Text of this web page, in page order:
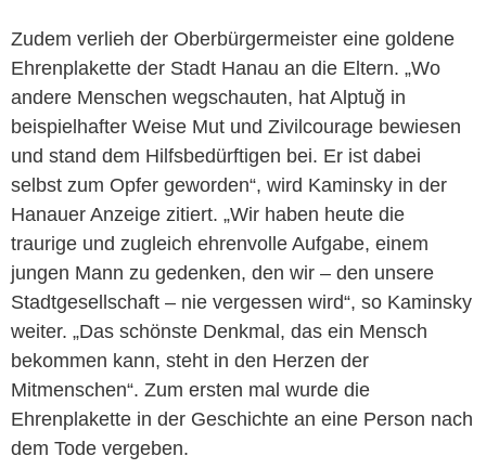
Zudem verlieh der Oberbürgermeister eine goldene
Ehrenplakette der Stadt Hanau an die Eltern. „Wo
andere Menschen wegschauten, hat Alptuğ in
beispielhafter Weise Mut und Zivilcourage bewiesen
und stand dem Hilfsbedürftigen bei. Er ist dabei
selbst zum Opfer geworden“, wird Kaminsky in der
Hanauer Anzeige zitiert. „Wir haben heute die
traurige und zugleich ehrenvolle Aufgabe, einem
jungen Mann zu gedenken, den wir – den unsere
Stadtgesellschaft – nie vergessen wird“, so Kaminsky
weiter. „Das schönste Denkmal, das ein Mensch
bekommen kann, steht in den Herzen der
Mitmenschen“. Zum ersten mal wurde die
Ehrenplakette in der Geschichte an eine Person nach
dem Tode vergeben.